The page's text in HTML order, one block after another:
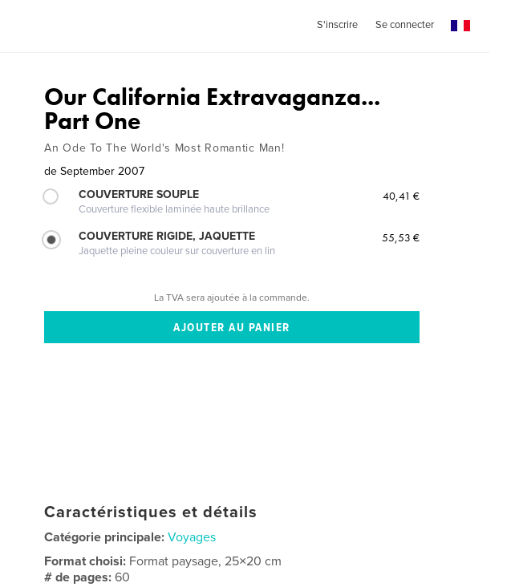
S'inscrire Se connecter
Our California Extravaganza...
Part One
An Ode To The World's Most Romantic Man!
de September 2007
COUVERTURE SOUPLE
Couverture flexible laminée haute brillance
40,41 €
COUVERTURE RIGIDE, JAQUETTE
Jaquette pleine couleur sur couverture en lin
55,53 €
La TVA sera ajoutée à la commande.
Caractéristiques et détails
Catégorie principale: Voyages
Format choisi: Format paysage, 25×20 cm
# de pages:60